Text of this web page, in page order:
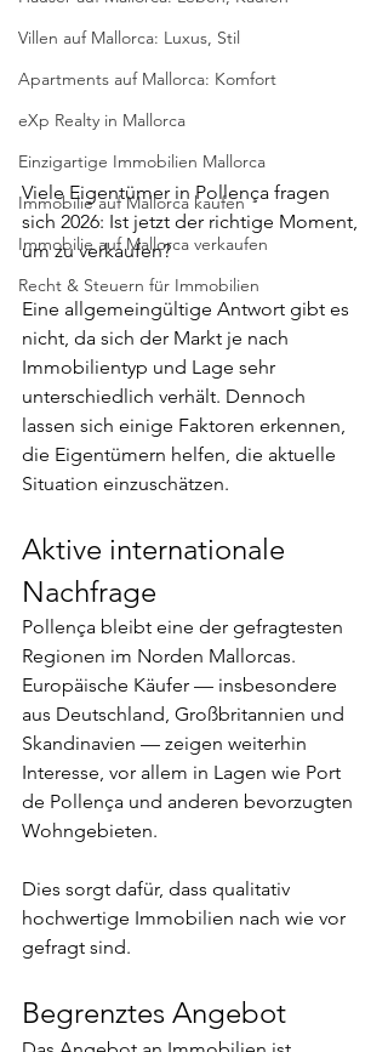
Villen auf Mallorca: Luxus, Stil
Apartments auf Mallorca: Komfort
eXp Realty in Mallorca
Einzigartige Immobilien Mallorca
Immobilie auf Mallorca kaufen
Immobilie auf Mallorca verkaufen
Recht & Steuern für Immobilien
Viele Eigentümer in Pollença fragen
sich 2026: Ist jetzt der richtige Moment,
um zu verkaufen?
Eine allgemeingültige Antwort gibt es
nicht, da sich der Markt je nach
Immobilientyp und Lage sehr
unterschiedlich verhält. Dennoch
lassen sich einige Faktoren erkennen,
die Eigentümern helfen, die aktuelle
Situation einzuschätzen.
Aktive internationale
Nachfrage
Pollença bleibt eine der gefragtesten
Regionen im Norden Mallorcas.
Europäische Käufer — insbesondere
aus Deutschland, Großbritannien und
Skandinavien — zeigen weiterhin
Interesse, vor allem in Lagen wie Port
de Pollença und anderen bevorzugten
Wohngebieten.
Dies sorgt dafür, dass qualitativ
hochwertige Immobilien nach wie vor
gefragt sind.
Begrenztes Angebot